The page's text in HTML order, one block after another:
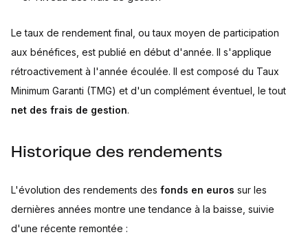
Le taux de rendement final, ou taux moyen de participation
aux bénéfices, est publié en début d'année. Il s'applique
rétroactivement à l'année écoulée. Il est composé du Taux
Minimum Garanti (TMG) et d'un complément éventuel, le tout
net des frais de gestion.
Historique des rendements
L'évolution des rendements des fonds en euros sur les
dernières années montre une tendance à la baisse, suivie
d'une récente remontée :